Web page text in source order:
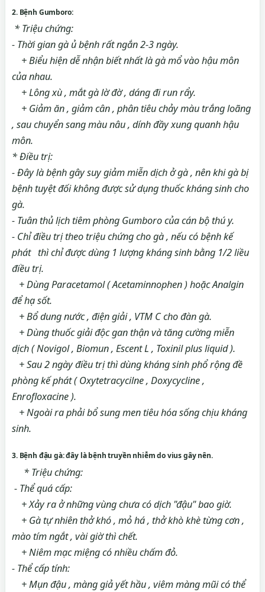
2. Bệnh Gumboro:
* Triệu chứng:
- Thời gian gà ủ bệnh rất ngắn 2-3 ngày.
+ Biểu hiện dễ nhận biết nhất là gà mổ vào hậu môn
của nhau.
+ Lông xù , mắt gà lờ đờ , dáng đi run rẩy.
+ Giảm ăn , giảm cân , phân tiêu chảy màu trắng loãng
, sau chuyển sang màu nâu , dính đầy xung quanh hậu
môn.
* Điều trị:
- Đây là bệnh gây suy giảm miễn dịch ở gà , nên khi gà bị
bệnh tuyệt đối không được sử dụng thuốc kháng sinh cho
gà.
- Tuân thủ lịch tiêm phòng Gumboro của cán bộ thú y.
- Chỉ điều trị theo triệu chứng cho gà , nếu có bệnh kế
phát thì chỉ được dùng 1 lượng kháng sinh bằng 1/2 liều
điều trị.
+ Dùng Paracetamol ( Acetaminnophen ) hoặc Analgin
để hạ sốt.
+ Bổ dung nước , điện giải , VTM C cho đàn gà.
+ Dùng thuốc giải độc gan thận và tăng cường miễn
dịch ( Novigol , Biomun , Escent L , Toxinil plus liquid ).
+ Sau 2 ngày điều trị thì dùng kháng sinh phổ rộng đề
phòng kế phát ( Oxytetracycilne , Doxycycline ,
Enrofloxacine ).
+ Ngoài ra phải bổ sung men tiêu hóa sống chịu kháng
sinh.
3. Bệnh đậu gà: đây là bệnh truyền nhiễm do vius gây nên.
* Triệu chứng:
- Thể quá cấp:
+ Xảy ra ở những vùng chưa có dịch "đậu" bao giờ.
+ Gà tự nhiên thở khó , mỏ há , thở khò khè từng cơn ,
mào tím ngắt , vài giờ thì chết.
+ Niêm mạc miệng có nhiều chấm đỏ.
- Thể cấp tính:
+ Mụn đậu , màng giả yết hầu , viêm màng mũi có thể